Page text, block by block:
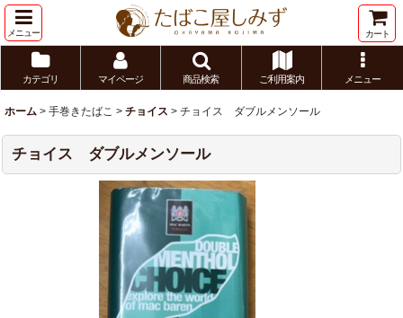
メニュー カート
カテゴリ マイページ 商品検索 ご利用案内 メニュー
ホーム > 手巻きたばこ > チョイス > チョイス ダブルメンソール
チョイス ダブルメンソール